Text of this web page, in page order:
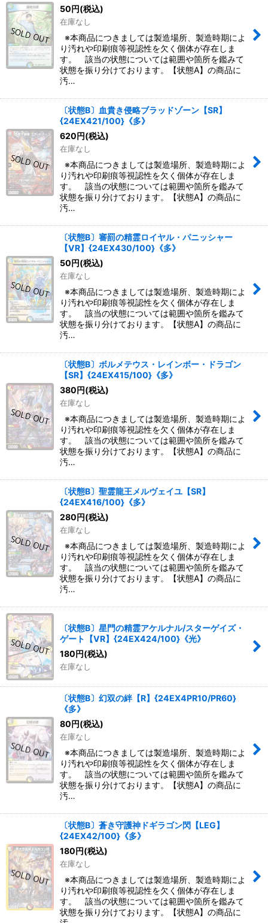
50 円(税込)
在庫なし
※本商品につきましては製造場所、製造時期によ
り汚れや印刷痕等視認性を欠く個体が存在しま
す。 該当の状態については範囲や箇所を鑑みて
状態を振り分けております。【状態A】の商品に
汚…
〔状態B〕血貴き侵略ブラッドゾーン【SR】
{24EX421/100}《多》
620 円(税込)
在庫なし
※本商品につきましては製造場所、製造時期によ
り汚れや印刷痕等視認性を欠く個体が存在しま
す。 該当の状態については範囲や箇所を鑑みて
状態を振り分けております。【状態A】の商品に
汚…
〔状態B〕審罰の精霊ロイヤル・パニッシャー
【VR】{24EX430/100}《多》
50 円(税込)
在庫なし
※本商品につきましては製造場所、製造時期によ
り汚れや印刷痕等視認性を欠く個体が存在しま
す。 該当の状態については範囲や箇所を鑑みて
状態を振り分けております。【状態A】の商品に
汚…
〔状態B〕ボルメテウス・レインボー・ドラゴン
【SR】{24EX415/100}《多》
380 円(税込)
在庫なし
※本商品につきましては製造場所、製造時期によ
り汚れや印刷痕等視認性を欠く個体が存在しま
す。 該当の状態については範囲や箇所を鑑みて
状態を振り分けております。【状態A】の商品に
汚…
〔状態B〕聖霊龍王メルヴェイユ【SR】
{24EX416/100}《多》
280 円(税込)
在庫なし
※本商品につきましては製造場所、製造時期によ
り汚れや印刷痕等視認性を欠く個体が存在しま
す。 該当の状態については範囲や箇所を鑑みて
状態を振り分けております。【状態A】の商品に
汚…
〔状態B〕星門の精霊アケルナル/スターゲイズ・
ゲート【VR】{24EX424/100}《光》
180円(税込)
在庫なし
〔状態B〕幻双の絆【R】{24EX4PR10/PR60}
《多》
80円(税込)
在庫なし
※本商品につきましては製造場所、製造時期によ
り汚れや印刷痕等視認性を欠く個体が存在しま
す。 該当の状態については範囲や箇所を鑑みて
状態を振り分けております。【状態A】の商品に
汚…
〔状態B〕蒼き守護神ドギラゴン閃【LEG】
{24EX42/100}《多》
180円(税込)
在庫なし
※本商品につきましては製造場所、製造時期によ
り汚れや印刷痕等視認性を欠く個体が存在しま
す。 該当の状態については範囲や箇所を鑑みて
状態を振り分けております。【状態A】の商品に